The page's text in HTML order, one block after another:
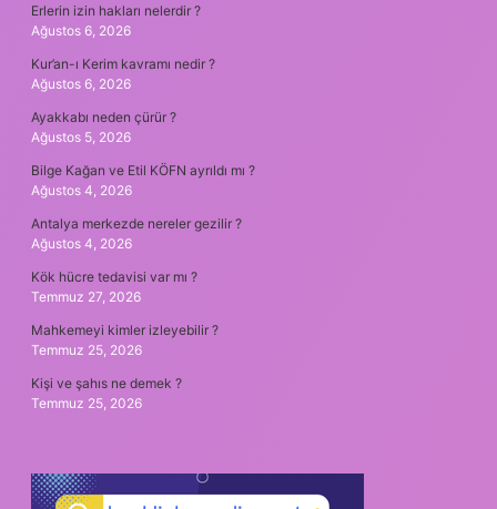
Erlerin izin hakları nelerdir ?
Ağustos 6, 2026
Kur’an-ı Kerim kavramı nedir ?
Ağustos 6, 2026
Ayakkabı neden çürür ?
Ağustos 5, 2026
Bilge Kağan ve Etil KÖFN ayrıldı mı ?
Ağustos 4, 2026
Antalya merkezde nereler gezilir ?
Ağustos 4, 2026
Kök hücre tedavisi var mı ?
Temmuz 27, 2026
Mahkemeyi kimler izleyebilir ?
Temmuz 25, 2026
Kişi ve şahıs ne demek ?
Temmuz 25, 2026